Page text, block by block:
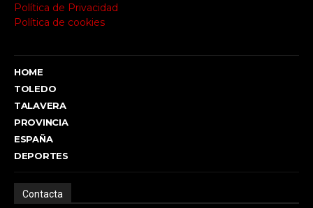
Política de Privacidad
Política de cookies
HOME
TOLEDO
TALAVERA
PROVINCIA
ESPAÑA
DEPORTES
Contacta